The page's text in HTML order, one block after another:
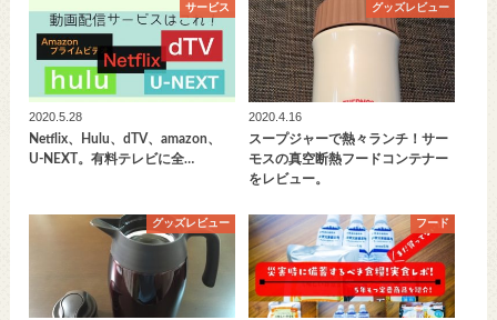
サービス
2020.5.28
Netflix、Hulu、dTV、amazon、
U-NEXT。有料テレビに全…
グッズレビュー
2020.4.16
スープジャーで熱々ランチ！サー
モスの真空断熱フードコンテナー
をレビュー。
グッズレビュー フード